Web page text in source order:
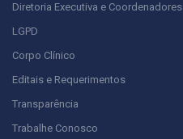
Diretoria Executiva e Coordenadores
LGPD
Corpo Clínico
Editais e Requerimentos
Transparência
Trabalhe Conosco